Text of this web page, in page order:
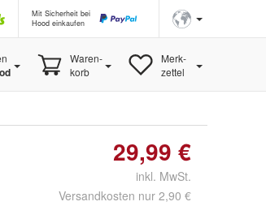
Mit Sicherheit bei
Hood einkaufen
Waren-
korb
Merk-
zettel
29,99 €
inkl. MwSt.
Versandkosten nur 2,90 €